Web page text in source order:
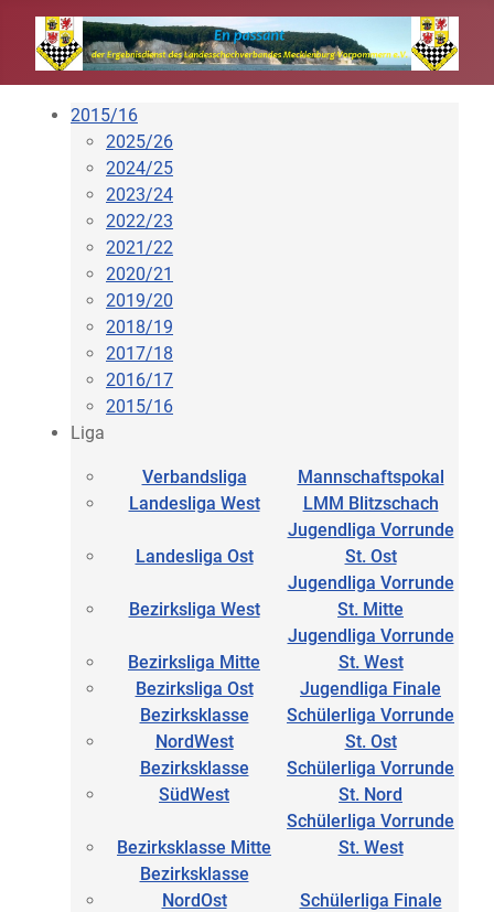
2015/16
2025/26
2024/25
2023/24
2022/23
2021/22
2020/21
2019/20
2018/19
2017/18
2016/17
2015/16
Liga
Verbandsliga
Mannschaftspokal
Landesliga West
LMM Blitzschach
Landesliga Ost
Jugendliga Vorrunde
St. Ost
Bezirksliga West
Jugendliga Vorrunde
St. Mitte
Bezirksliga Mitte
Jugendliga Vorrunde
St. West
Bezirksliga Ost
Jugendliga Finale
Bezirksklasse
NordWest
Schülerliga Vorrunde
St. Ost
Bezirksklasse
SüdWest
Schülerliga Vorrunde
St. Nord
Bezirksklasse Mitte
Schülerliga Vorrunde
St. West
Bezirksklasse
NordOst
Schülerliga Finale